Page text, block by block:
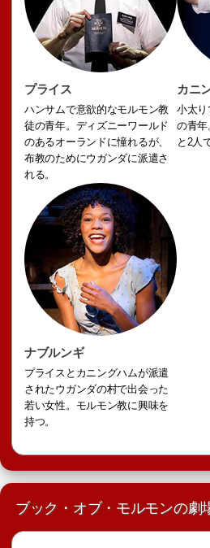
プライス
ハンサムで意欲的なモルモン教
徒の青年。ディズニーワールド
のあるオーランドに憧れるが、
布教のためにウガンダに派遣さ
れる。
カニ
小太り
の青年
と2人
ナブルンギ
プライスとカニングハムが派遣
されたウガンダの村で出会った
若い女性。モルモン教に興味を
持つ。
ブック・オブ・モルモンの劇